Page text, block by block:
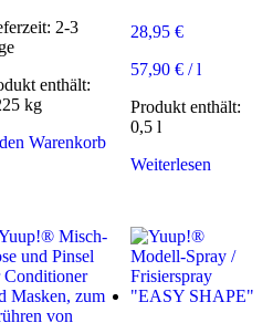
2-3
enthält:
kg
Warenkorb
28,95 €
57,90 €/l
Produkt enthält:
0,5 l
Weiterlesen